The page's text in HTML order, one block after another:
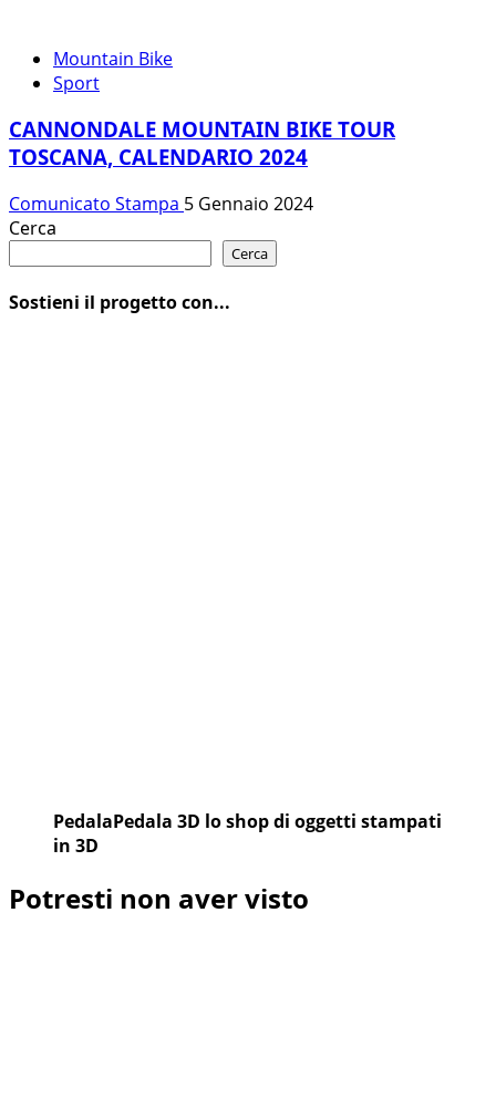
Mountain Bike
Sport
CANNONDALE MOUNTAIN BIKE TOUR
TOSCANA, CALENDARIO 2024
Comunicato Stampa 5 Gennaio 2024
Cerca
Cerca
Sostieni il progetto con...
PedalaPedala 3D lo shop di oggetti stampati
in 3D
Potresti non aver visto